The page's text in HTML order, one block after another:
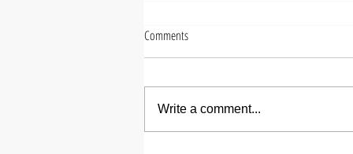
【NANA】出勤情報
Comments
Write a comment...